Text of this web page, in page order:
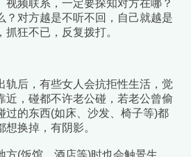
视频联系，一定要探知对方在哪？
？对方越是不听不回，自己就越是
狂不已，反复拨打。
轨后，有些女人会抗拒性生活，觉
近，碰都不许老公碰，若老公曾偷
过的东西(如床、沙发、椅子等)都
换掉，有阴影。
方(饭馆、酒店等)时也会触景生